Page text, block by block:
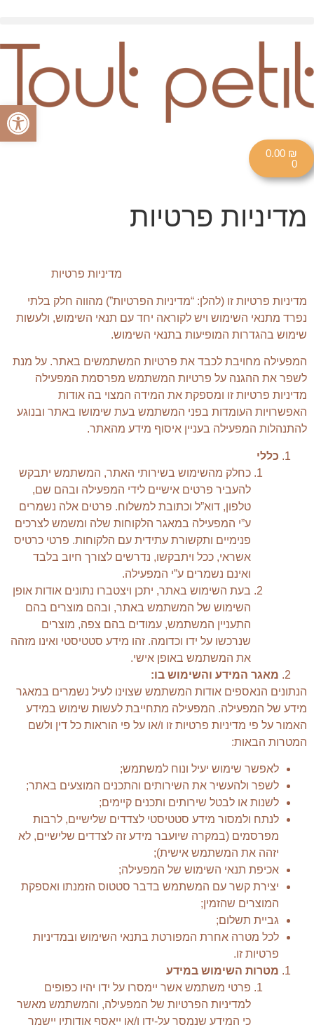
0.00 ₪
0
מדיניות פרטיות
מדיניות פרטיות
מדיניות פרטיות זו (להלן: “מדיניות הפרטיות”) מהווה חלק בלתי
נפרד מתנאי השימוש ויש לקוראה יחד עם תנאי השימוש, ולעשות
שימוש בהגדרות המופיעות בתנאי השימוש.
המפעילה מחויבת לכבד את פרטיות המשתמשים באתר. על מנת
לשפר את ההגנה על פרטיות המשתמש מפרסמת המפעילה
מדיניות פרטיות זו ומספקת את המידה המצוי בה אודות
האפשרויות העומדות בפני המשתמש בעת שימושו באתר ובנוגע
להתנהלות המפעילה בעניין איסוף מידע מהאתר.
כללי
כחלק מהשימוש בשירותי האתר, המשתמש יתבקש
להעביר פרטים אישיים לידי המפעילה ובהם שם,
טלפון, דוא”ל וכתובת למשלוח. פרטים אלה נשמרים
ע”י המפעילה במאגר הלקוחות שלה ומשמש לצרכים
פנימיים ותקשורת עתידית עם הלקוחות. פרטי כרטיס
אשראי, ככל ויתבקשו, נדרשים לצורך חיוב בלבד
ואינם נשמרים ע”י המפעילה.
בעת השימוש באתר, יתכן ויצטברו נתונים אודות אופן
השימוש של המשתמש באתר, ובהם מוצרים בהם
התעניין המשתמש, עמודים בהם צפה, מוצרים
שנרכשו על ידו וכדומה. זהו מידע סטטיסטי ואינו מזהה
את המשתמש באופן אישי.
מאגר המידע והשימוש בו:
הנתונים הנאספים אודות המשתמש שצוינו לעיל נשמרים במאגר
מידע של המפעילה. המפעילה מתחייבת לעשות שימוש במידע
האמור על פי מדיניות פרטיות זו ו/או על פי הוראות כל דין ולשם
המטרות הבאות:
לאפשר שימוש יעיל ונוח למשתמש;
לשפר ולהעשיר את השירותים והתכנים המוצעים באתר;
לשנות או לבטל שירותים ותכנים קיימים;
לנתח ולמסור מידע סטטיסטי לצדדים שלישיים, לרבות
מפרסמים (במקרה שיועבר מידע זה לצדדים שלישיים, לא
יזהה את המשתמש אישית);
אכיפת תנאי השימוש של המפעילה;
יצירת קשר עם המשתמש בדבר סטטוס הזמנתו ואספקת
המוצרים שהזמין;
גביית תשלום;
לכל מטרה אחרת המפורטת בתנאי השימוש ובמדיניות
פרטיות זו.
מטרות השימוש במידע
פרטי משתמש אשר יימסרו על ידו יהיו כפופים
למדיניות הפרטיות של המפעילה, והמשתמש מאשר
כי המידע שנמסר על-ידו ו/או ייאסף אודותיו יישמר
פתח